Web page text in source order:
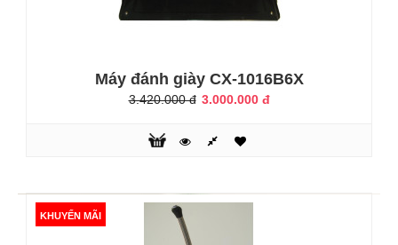
Hôm nay Quang Minh sẽ giới thiệu tới các bạn một dòng
sản phẩm máy đánh giày mới. Đó chính là một model sản
máy đánh giày cao cấp với mức giá phải chăng. Rất phù
Máy đánh giày CX-1016B6X
3.420.000 đ 3.000.000 đ
KHUYẾN MÃI